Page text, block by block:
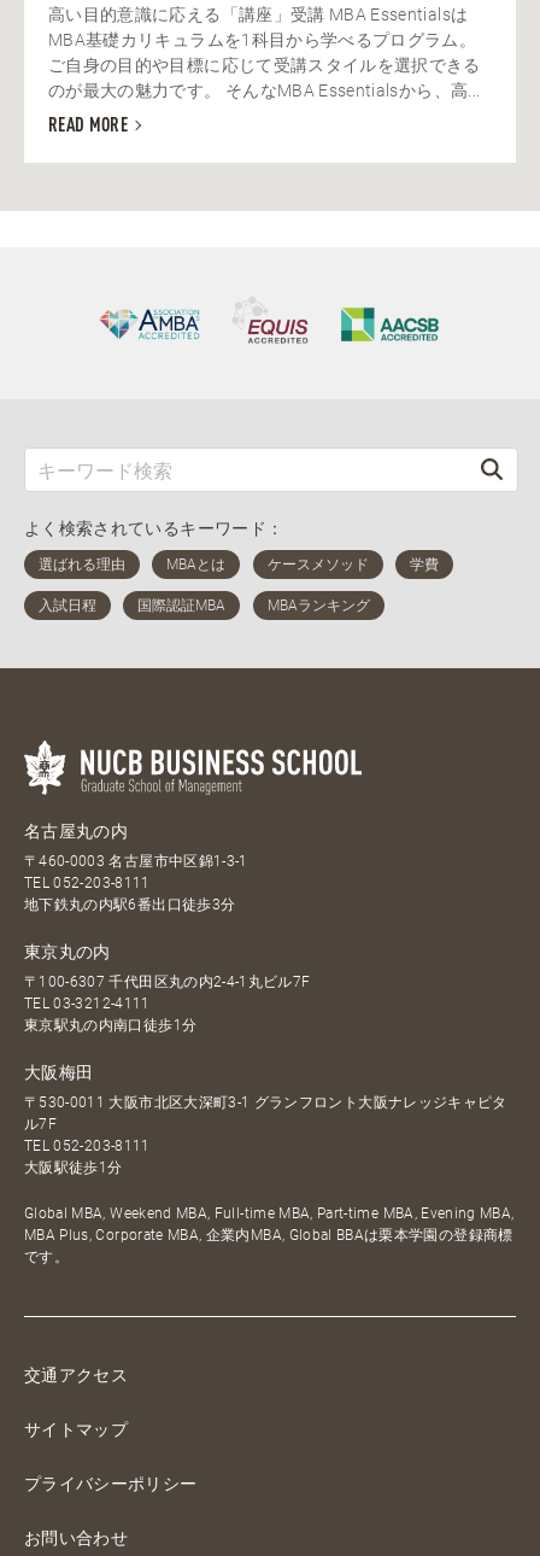
高い目的意識に応える「講座」受講 MBA Essentialsは
MBA基礎カリキュラムを1科目から学べるプログラム。
ご自身の目的や目標に応じて受講スタイルを選択できる
のが最大の魅力です。 そんなMBA Essentialsから、高...
READ MORE
よく検索されているキーワード：
名古屋丸の内
〒460-0003 名古屋市中区錦1-3-1
TEL052-203-8111
地下鉄丸の内駅6番出口徒歩3分
東京丸の内
〒100-6307 千代田区丸の内2-4-1丸ビル7F
TEL03-3212-4111
東京駅丸の内南口徒歩1分
大阪梅田
〒530-0011 大阪市北区大深町3-1 グランフロント大阪ナレッジキャピタ
ル7F
TEL052-203-8111
大阪駅徒歩1分
Global MBA, Weekend MBA, Full-time MBA, Part-time MBA, Evening MBA,
MBA Plus, Corporate MBA, 企業内MBA, Global BBAは栗本学園の登録商標
です。
交通アクセス
サイトマップ
プライバシーポリシー
お問い合わせ